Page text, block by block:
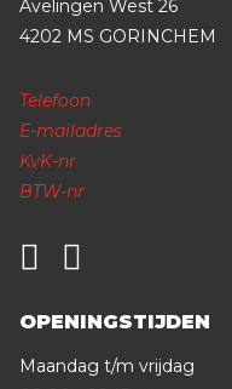
Avelingen West 26
4202 MS GORINCHEM
Telefoon
E-mailadres
KvK-nr
BTW-nr
OPENINGSTIJDEN
Maandag t/m vrijdag